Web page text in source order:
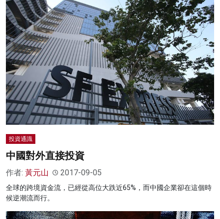
投資通識
中國對外直接投資
作者: 黃元山 2017-09-05
全球的跨境資金流，已經從高位大跌近65%，而中國企業卻在這個時
候逆潮流而行。